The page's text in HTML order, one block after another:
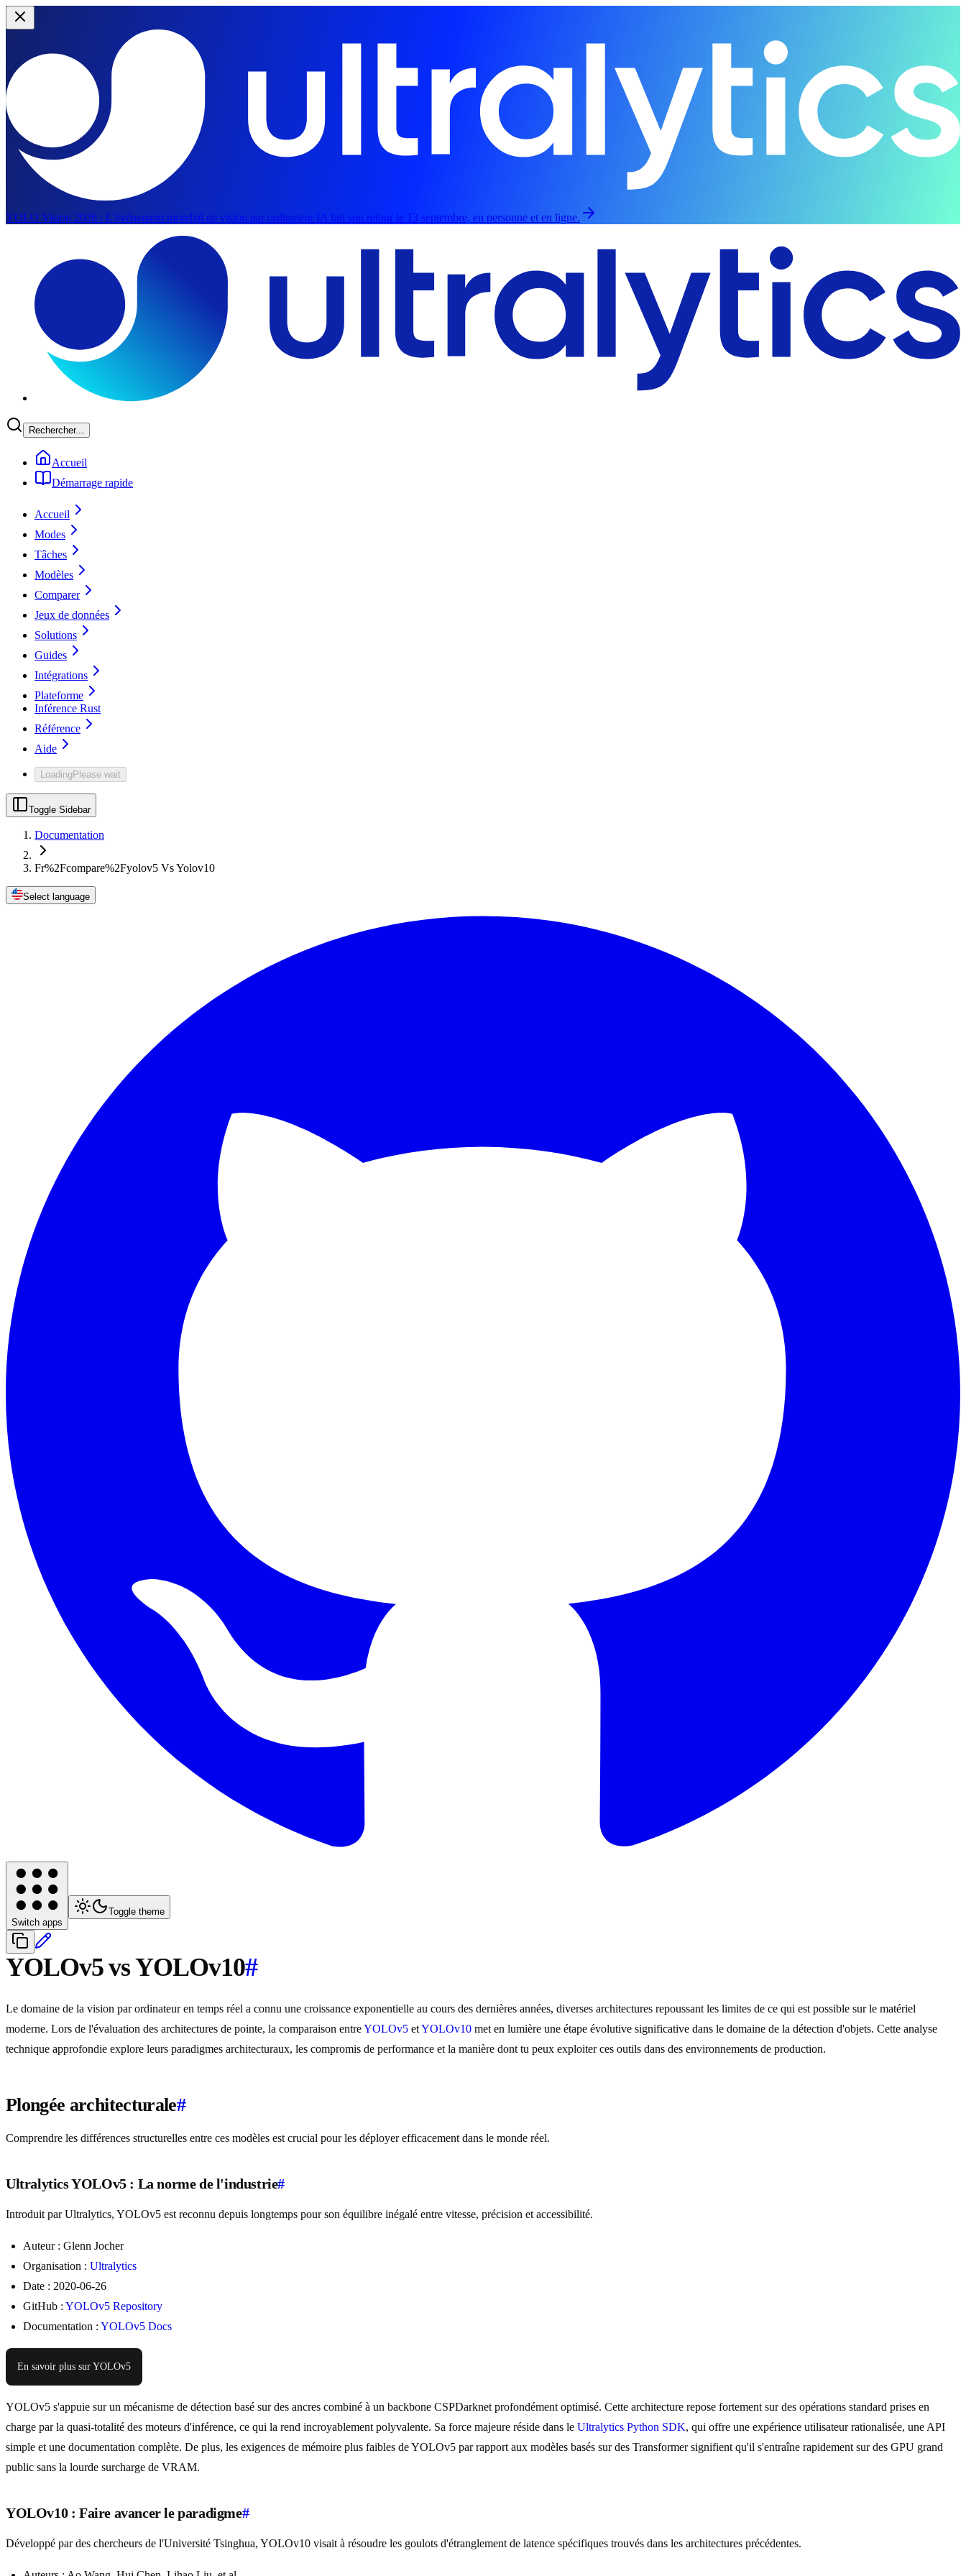
YOLO Vision 2026 : L'événement mondial de vision par ordinateur IA fait son retour le 13 septembre, en personne et en ligne.
Rechercher...
Accueil
Démarrage rapide
Accueil
Modes
Tâches
Modèles
Comparer
Jeux de données
Solutions
Guides
Intégrations
Plateforme
Inférence Rust
Référence
Aide
LoadingPlease wait
Toggle Sidebar
Documentation
Fr%2Fcompare%2Fyolov5 Vs Yolov10
Select language
Switch apps
Toggle theme
YOLOv5 vs YOLOv10#
Le domaine de la vision par ordinateur en temps réel a connu une croissance exponentielle au cours des dernières années, diverses architectures repoussant les limites de ce qui est possible sur le matériel
moderne. Lors de l'évaluation des architectures de pointe, la comparaison entreYOLOv5 etYOLOv10 met en lumière une étape évolutive significative dans le domaine de la détection d'objets. Cette analyse
technique approfondie explore leurs paradigmes architecturaux, les compromis de performance et la manière dont tu peux exploiter ces outils dans des environnements de production.
Plongée architecturale#
Comprendre les différences structurelles entre ces modèles est crucial pour les déployer efficacement dans le monde réel.
Ultralytics YOLOv5 : La norme de l'industrie#
Introduit par Ultralytics, YOLOv5 est reconnu depuis longtemps pour son équilibre inégalé entre vitesse, précision et accessibilité.
Auteur : Glenn Jocher
Organisation : Ultralytics
Date : 2020-06-26
GitHub : YOLOv5 Repository
Documentation : YOLOv5 Docs
En savoir plus sur YOLOv5
YOLOv5 s'appuie sur un mécanisme de détection basé sur des ancres combiné à un backbone CSPDarknet profondément optimisé. Cette architecture repose fortement sur des opérations standard prises en
charge par la quasi-totalité des moteurs d'inférence, ce qui la rend incroyablement polyvalente. Sa force majeure réside dans le Ultralytics Python SDK, qui offre une expérience utilisateur rationalisée, une API
simple et une documentation complète. De plus, les exigences de mémoire plus faibles de YOLOv5 par rapport aux modèles basés sur des Transformer signifient qu'il s'entraîne rapidement sur des GPU grand
public sans la lourde surcharge de VRAM.
YOLOv10 : Faire avancer le paradigme#
Développé par des chercheurs de l'Université Tsinghua, YOLOv10 visait à résoudre les goulots d'étranglement de latence spécifiques trouvés dans les architectures précédentes.